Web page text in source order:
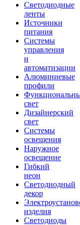
Светодиодные
ленты
Источники
питания
Системы
управления
и
автоматизации
Алюминиевые
профили
свет
Дизайнерский
свет
Системы
освещения
Наружное
освещение
Гибкий
неон
Светодиодный
декор
изделия
Светодиоды